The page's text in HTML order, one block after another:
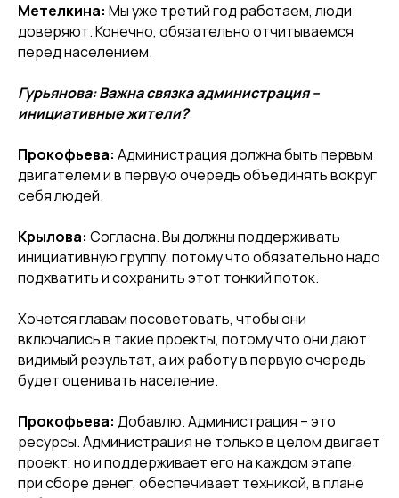
Метелкина: Мы уже третий год работаем, люди
доверяют. Конечно, обязательно отчитываемся
перед населением.
Гурьянова: Важна связка администрация –
инициативные жители?
Прокофьева: Администрация должна быть первым
двигателем и в первую очередь объединять вокруг
себя людей.
Крылова: Согласна. Вы должны поддерживать
инициативную группу, потому что обязательно надо
подхватить и сохранить этот тонкий поток.
Хочется главам посоветовать, чтобы они
включались в такие проекты, потому что они дают
видимый результат, а их работу в первую очередь
будет оценивать население.
Прокофьева: Добавлю. Администрация – это
ресурсы. Администрация не только в целом двигает
проект, но и поддерживает его на каждом этапе:
при сборе денег, обеспечивает техникой, в плане